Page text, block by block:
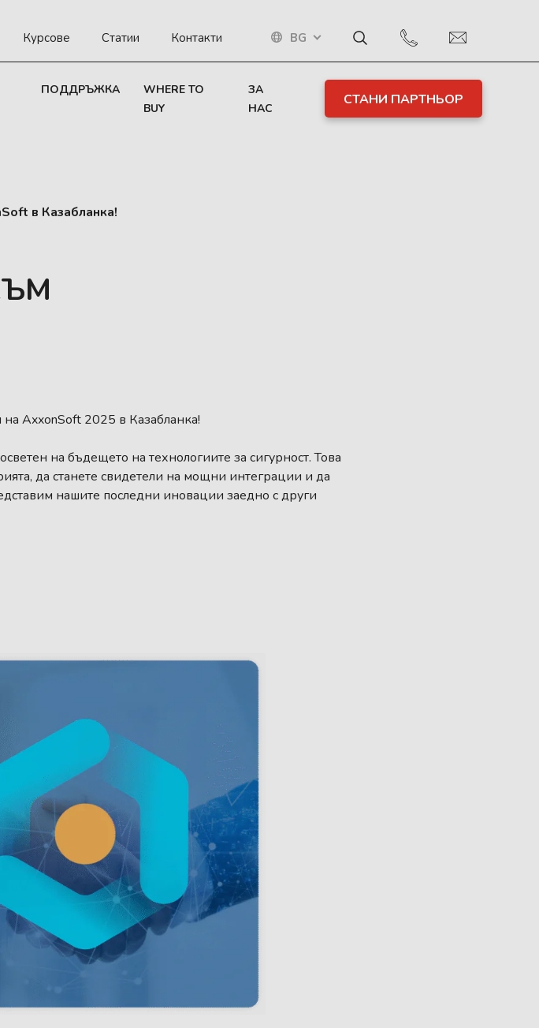
Курсове Статии Контакти BG
ПОДДРЪЖКА
WHERE TO
BUY
ЗА
НАС
СТАНИ ПАРТНЬОР
в Казабланка!
AxxonSoft 2025 в Казабланка!
на бъдещето на технологиите за сигурност. Това
да станете свидетели на мощни интеграции и да
нашите последни иновации заедно с други